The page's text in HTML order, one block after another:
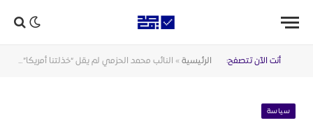
أنت الآن تتصفح: الرئيسية » النائب محمد الحزمي لم يقل “خذلتنا أمريكا”، حيث أن المنشور المنسوب إليه مزيف
سياسة